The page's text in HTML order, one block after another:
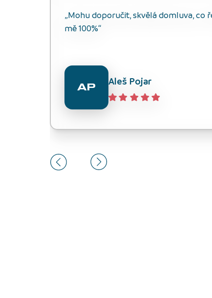
„Mohu doporučit, skvělá domluva, co
mě 100%“
AP Aleš Pojar